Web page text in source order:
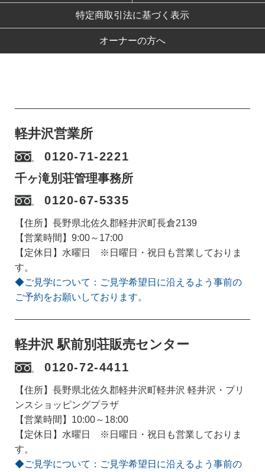
特定商取引法に基づく表示
オーナーの方へ
軽井沢営業所
0120-71-2221
千ヶ滝別荘管理事務所
0120-67-5335
【住所】長野県北佐久郡軽井沢町長倉2139
【営業時間】9:00～17:00
【定休日】水曜日 ※日曜日・祝日も営業しておりま
す。
◆ご見学について：ご見学希望日に沿えるよう事前の
ご予約をお願いしております。
軽井沢 駅前別荘販売センター
0120-72-4411
【住所】長野県北佐久郡軽井沢町軽井沢 軽井沢・プリ
ンスショッピングプラザ
【営業時間】10:00～18:00
【定休日】水曜日 ※日曜日・祝日も営業しておりま
す。
◆ご見学について：ご見学希望日に沿えるよう事前の